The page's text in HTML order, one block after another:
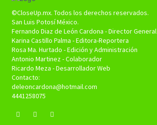
©CloseUp.mx. Todos los derechos reservados.
San Luis Potosí México.
Fernando Diaz de León Cardona - Director General
Karina Castillo Palma - Editora-Reportera
Rosa Ma. Hurtado - Edición y Administración
Antonio Martinez - Colaborador
Ricardo Meza - Desarrollador Web
Contacto:
deleoncardona@hotmail.com
4441258075